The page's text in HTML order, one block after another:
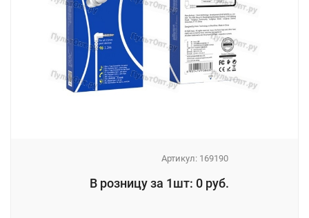
Артикул: 169190
В розницу за 1шт: 0 руб.